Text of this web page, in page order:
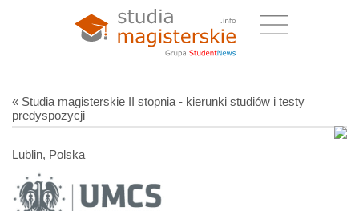
« Studia magisterskie II stopnia - kierunki studiów i testy
predyspozycji
Lublin, Polska